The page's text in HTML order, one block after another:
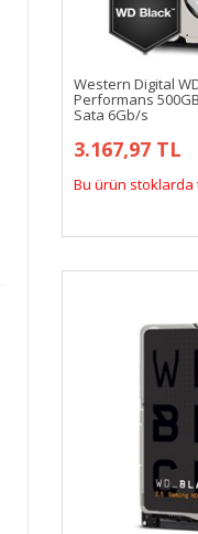
Western Digital
Performans
Sata 6Gb/s
3.167,97 TL
Bu ürün stoklarda